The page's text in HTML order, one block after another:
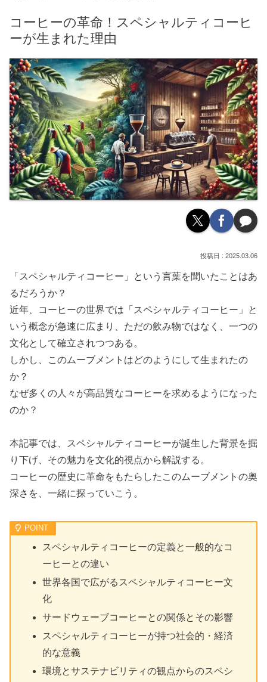
コーヒーの革命！スペシャルティコーヒ
ーが生まれた理由
2025.03.06
「スペシャルティコーヒー」という言葉を聞いたことはあ
るだろうか？
近年、コーヒーの世界では「スペシャルティコーヒー」と
いう概念が急速に広まり、ただの飲み物ではなく、一つの
文化として確立されつつある。
しかし、このムーブメントはどのようにして生まれたの
か？
なぜ多くの人々が高品質なコーヒーを求めるようになった
のか？
本記事では、スペシャルティコーヒーが誕生した背景を掘
り下げ、その魅力を文化的視点から解説する。
コーヒーの歴史に革命をもたらしたこのムーブメントの奥
深さを、一緒に探っていこう。
スペシャルティコーヒーの定義と一般的なコ
ーヒーとの違い
世界各国で広がるスペシャルティコーヒー文
化
サードウェーブコーヒーとの関係とその影響
スペシャルティコーヒーが持つ社会的・経済
的な意義
環境とサステナビリティの観点からのスペシ